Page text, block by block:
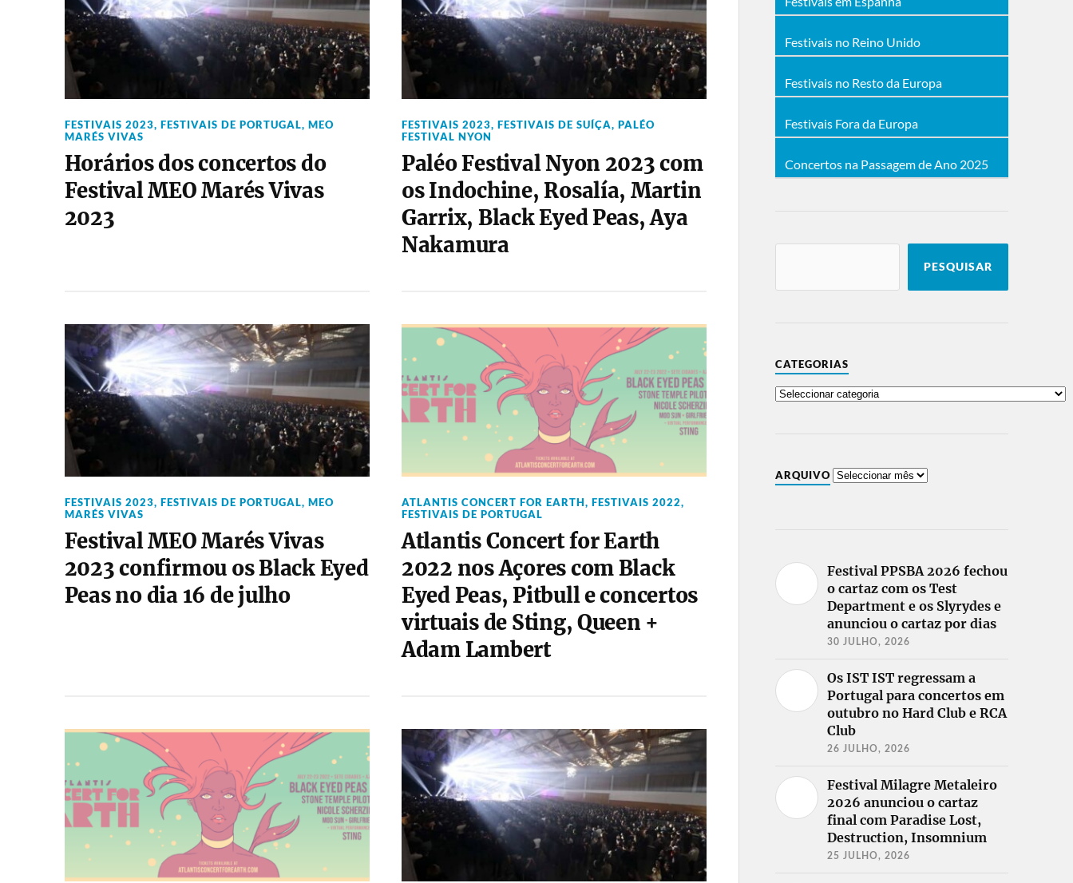
FESTIVAIS 2023, FESTIVAIS DE PORTUGAL, MEO
MARÉS VIVAS
Horários dos concertos do
Festival MEO Marés Vivas
2023
FESTIVAIS 2023, FESTIVAIS DE SUÍÇA, PALÉO
FESTIVAL NYON
Paléo Festival Nyon 2023 com
os Indochine, Rosalía, Martin
Garrix, Black Eyed Peas, Aya
Nakamura
FESTIVAIS 2023, FESTIVAIS DE PORTUGAL, MEO
MARÉS VIVAS
Festival MEO Marés Vivas
2023 confirmou os Black Eyed
Peas no dia 16 de julho
ATLANTIS CONCERT FOR EARTH, FESTIVAIS 2022,
FESTIVAIS DE PORTUGAL
Atlantis Concert for Earth
2022 nos Açores com Black
Eyed Peas, Pitbull e concertos
virtuais de Sting, Queen +
Adam Lambert
Festivais no Reino Unido
Festivais no Resto da Europa
Festivais Fora da Europa
Concertos na Passagem de Ano 2025
PESQUISAR
CATEGORIAS
ARQUIVO
Festival PPSBA 2026 fechou
o cartaz com os Test
Department e os Slyrydes e
anunciou o cartaz por dias
30 JULHO, 2026
Os IST IST regressam a
Portugal para concertos em
outubro no Hard Club e RCA
Club
26 JULHO, 2026
Festival Milagre Metaleiro
2026 anunciou o cartaz
final com Paradise Lost,
Destruction, Insomnium
25 JULHO, 2026